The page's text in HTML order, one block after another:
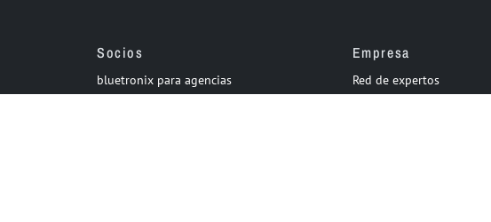
Socios
bluetronix para agencias
Empresa
Red de expertos